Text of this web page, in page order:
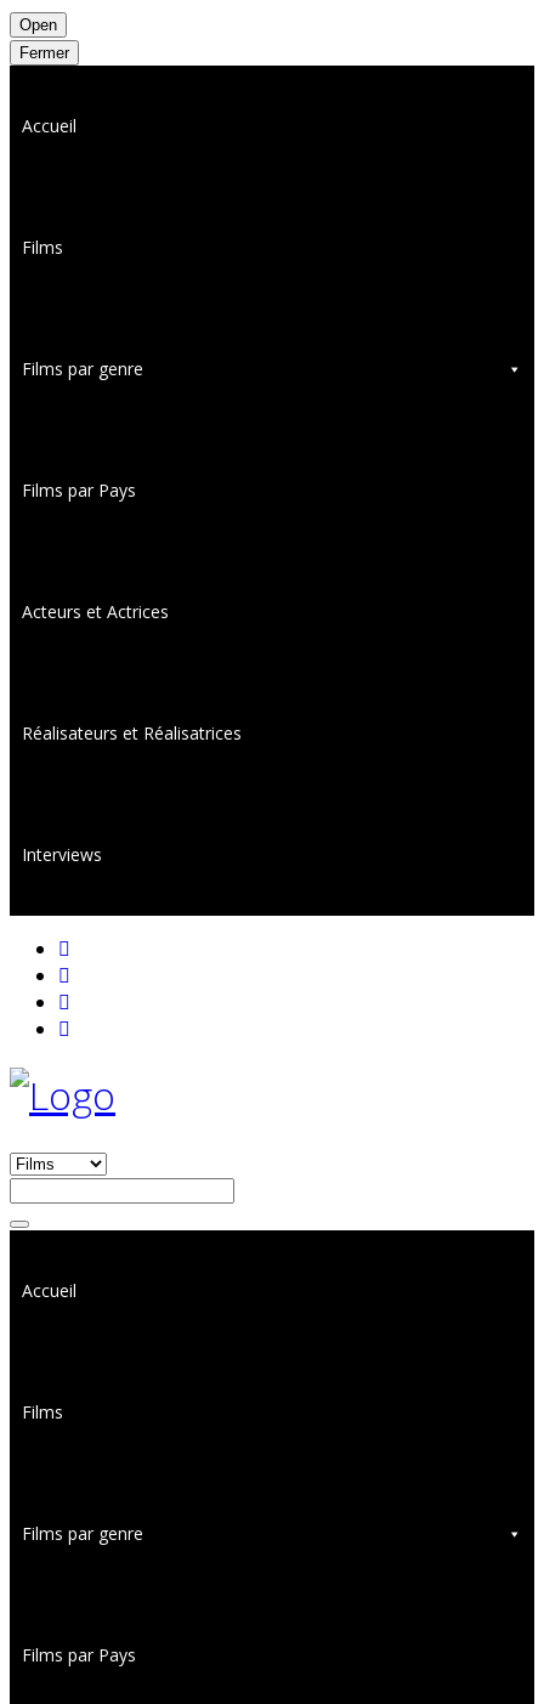
Open
Fermer
Accueil
Films
Films par genre
Films par Pays
Acteurs et Actrices
Réalisateurs et Réalisatrices
Interviews
Accueil
Films
Films par genre
Films par Pays